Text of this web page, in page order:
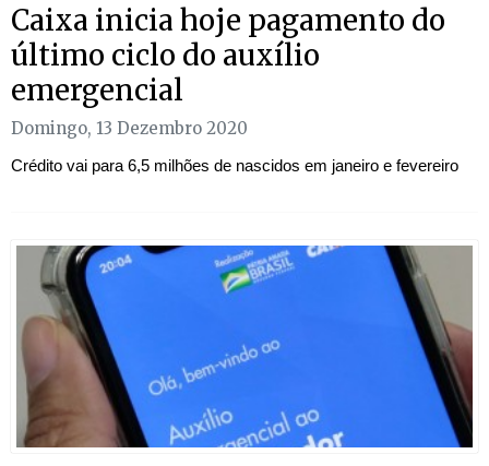
Caixa inicia hoje pagamento do
último ciclo do auxílio
emergencial
Domingo, 13 Dezembro 2020
Crédito vai para 6,5 milhões de nascidos em janeiro e fevereiro